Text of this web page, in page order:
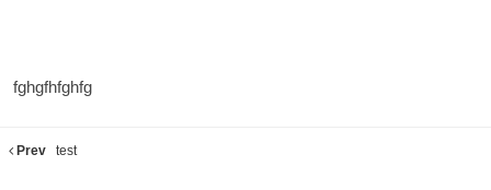
fghgfhfghfg
Prev test